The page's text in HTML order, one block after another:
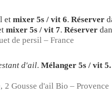
et mixer 5s / vit 6.Réserver
mixer 5s / vit 7.Réserver
de persil – France
d'ail.Mélanger 5s / vit 5.
2 Gousse d'ail Bio – Provence